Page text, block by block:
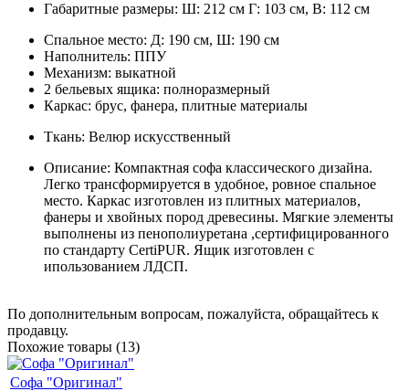
Габаритные размеры: Ш: 212 см Г: 103 см, В: 112 см
Спальное место: Д: 190 см, Ш: 190 см
Наполнитель: ППУ
Механизм: выкатной
2 бельевых ящика: полноразмерный
Каркас: брус, фанера, плитные материалы
Ткань: Велюр искусственный
Описание: Компактная софа классического дизайна.
Легко трансформируется в удобное, ровное спальное
место. Каркас изготовлен из плитных материалов,
фанеры и хвойных пород древесины. Мягкие элементы
выполнены из пенополиуретана ,сертифицированного
по стандарту CertiPUR. Ящик изготовлен с
ипользованием ЛДСП.
По дополнительным вопросам, пожалуйста, обращайтесь к
продавцу.
Похожие товары (13)
Софа "Оригинал"